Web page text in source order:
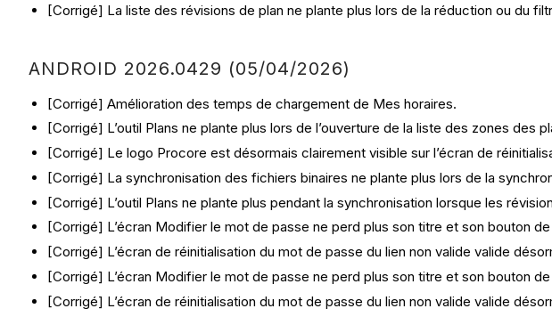
[Corrigé] La liste des révisions de plan ne plante plus lors de la réduction ou du
ANDROID 2026.0429 (05/04/2026)
[Corrigé] Amélioration des temps de chargement de Mes horaires.
[Corrigé] L’outil Plans ne plante plus lors de l’ouverture de la liste des zones des
[Corrigé] Le logo Procore est désormais clairement visible sur l’écran de
[Corrigé] La synchronisation des fichiers binaires ne plante plus lors de la
[Corrigé] L’outil Plans ne plante plus pendant la synchronisation lorsque les
[Corrigé] L’écran Modifier le mot de passe ne perd plus son titre et son bouton
[Corrigé] L’écran de réinitialisation du mot de passe du lien non valide valide
[Corrigé] L’écran Modifier le mot de passe ne perd plus son titre et son bouton
[Corrigé] L’écran de réinitialisation du mot de passe du lien non valide valide